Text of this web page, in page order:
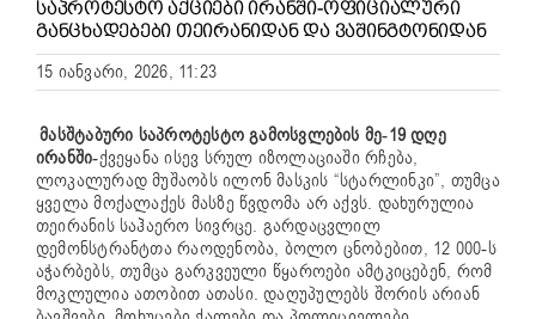
ᲡᲐᲞᲠᲝᲢᲔᲡᲢᲝ ᲐᲥᲪᲘᲔᲑᲘ ᲘᲠᲐᲜᲨᲘ-ᲝᲤᲘᲪᲘᲐᲚᲣᲠᲘ
ᲒᲐᲜᲪᲮᲐᲓᲔᲑᲔᲑᲘ ᲗᲔᲘᲠᲐᲜᲘᲓᲐᲜ ᲓᲐ ᲕᲐᲨᲘᲜᲒᲢᲝᲜᲘᲓᲐᲜ
15 იანვარი, 2026, 11:23
მასშტაბური საპროტესტო გამოსვლების მე-19 დღე
ირანში-ქვეყანა ისევ სრულ იზოლაციაში რჩება,
ლოკალურად მუშაობს ილონ მასკის “სტარლინკი”, თუმცა
ყველა მოქალაქეს მასზე წვდომა არ აქვს. დახურულია
თეირანის საჰაერო სივრცე. გარდაცვლილ
დემონსტრანტთა რაოდენობა, ბოლო ცნობებით, 12 000-ს
აჭარბებს, თუმცა გარკვეული წყაროები ამტკიცებენ, რომ
მოკლულია ათობით ათასი. დაღუპულებს შორის არიან